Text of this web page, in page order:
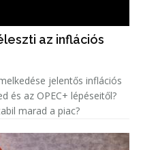
az inflációs
jelentős inflációs
és az OPEC+ lépéseitől?
marad a piac?